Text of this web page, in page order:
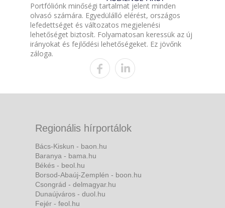
Portfóliónk minőségi tartalmat jelent minden
olvasó számára. Egyedülálló elérést, országos
lefedettséget és változatos megjelenési
lehetőséget biztosít. Folyamatosan keressük az új
irányokat és fejlődési lehetőségeket. Ez jövőnk
záloga.
Regionális hírportálok
Bács-Kiskun - baon.hu
Baranya - bama.hu
Békés - beol.hu
Borsod-Abaúj-Zemplén - boon.hu
Csongrád - delmagyar.hu
Dunaújváros - duol.hu
Fejér - feol.hu